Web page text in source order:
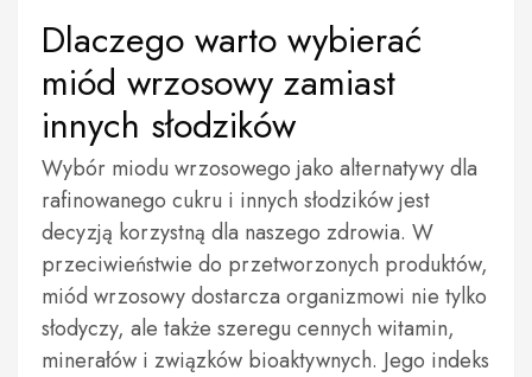
Dlaczego warto wybierać
miód wrzosowy zamiast
innych słodzików
Wybór miodu wrzosowego jako alternatywy dla
rafinowanego cukru i innych słodzików jest
decyzją korzystną dla naszego zdrowia. W
przeciwieństwie do przetworzonych produktów,
miód wrzosowy dostarcza organizmowi nie tylko
słodyczy, ale także szeregu cennych witamin,
minerałów i związków bioaktywnych. Jego indeks